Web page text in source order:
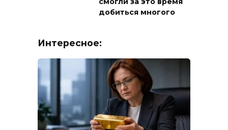
смогли за это время
добиться многого
Интересное: